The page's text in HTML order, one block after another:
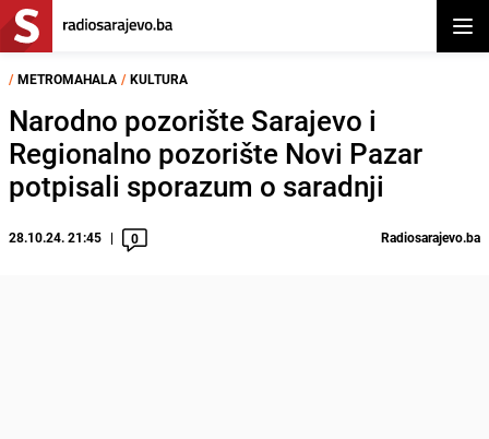
/ METROMAHALA / KULTURA
Narodno pozorište Sarajevo i
Regionalno pozorište Novi Pazar
potpisali sporazum o saradnji
28.10.24. 21:45 0 Radiosarajevo.ba